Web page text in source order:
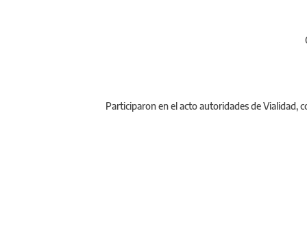
Participaron en el acto autoridades de Vialidad,